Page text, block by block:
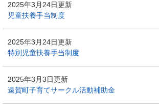
2025年3月24日更新
児童扶養手当制度
2025年3月24日更新
特別児童扶養手当制度
2025年3月3日更新
遠賀町子育てサークル活動補助金